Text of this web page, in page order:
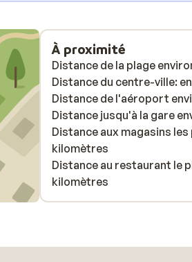
À proximité
Distance de la plage
Distance du centre-ville:
Distance de l'aéroport
Distance jusqu'à la gare
Distance aux magasins
kilomètres
Distance au restaurant le
kilomètres